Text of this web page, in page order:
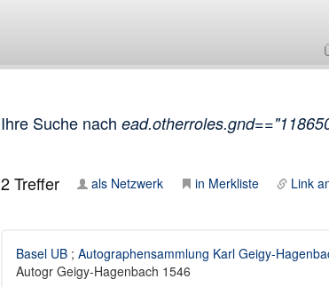
Ihre Suche nach
2Treffer als Netzwerk in Merkliste Link
Basel UB; Autographensammlung Karl Geigy-
Autogr Geigy-Hagenbach 1546